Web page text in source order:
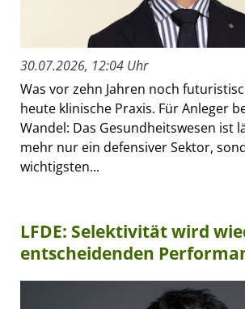
30.07.2026, 12:04 Uhr
Was vor zehn Jahren noch
heute klinische Praxis. Für Anleger
Wandel: Das Gesundheitswesen ist
mehr nur ein defensiver Sektor,
wichtigsten...
LFDE: Selektivität wird
entscheidenden